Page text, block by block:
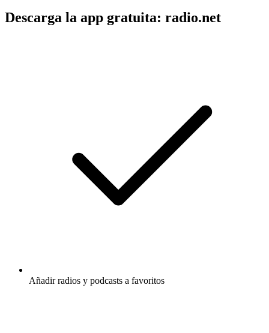
Descarga la app gratuita: radio.net
Añadir radios y podcasts a favoritos